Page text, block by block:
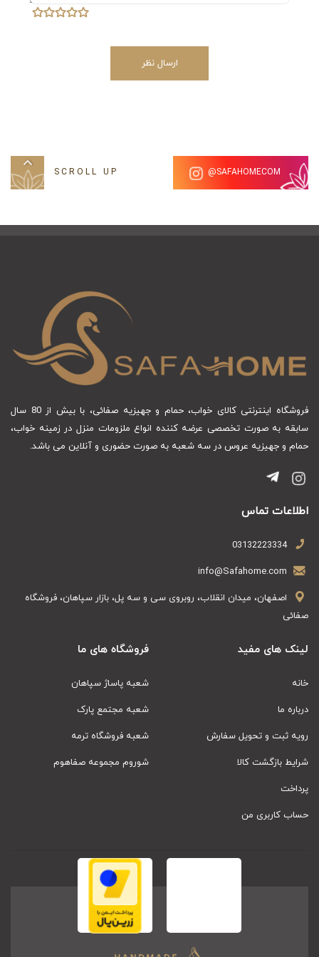
ارسال نظر
SAFAHOMECOM@
SCROLL UP
فروشگاه اینترنتی کالای خواب، حمام و جهیزیه صفائی، با بیش از 80 سال
سابقه به صورت تخصصی عرضه کننده انواع ملزومات منزل در زمینه خواب،
حمام و جهیزیه عروس در سه شعبه به صورت حضوری و آنلاین می باشد.
اطلاعات تماس
03132223334
info@Safahome.com
اصفهان، میدان انقلاب، روبروی سی و سه پل، بازار سپاهان، فروشگاه
صفائی
لینک های مفید
خانه
درباره ما
رویه ثبت و تحویل سفارش
شرایط بازگشت کالا
پرداخت
حساب کاربری من
فروشگاه های ما
شعبه پاساژ سپاهان
شعبه مجتمع پارک
شعبه فروشگاه ترمه
شوروم مجموعه صفاهوم